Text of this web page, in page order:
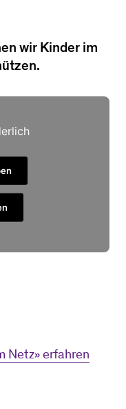
wir Kinder im
Netz» erfahren